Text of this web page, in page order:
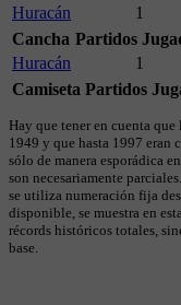
Huracán
1
Cancha Partidos
Huracán
1
Camiseta Partidos
Hay que tener en cuenta que
1949 y que hasta 1997 eran
sólo de manera esporádica
son necesariamente
se utiliza numeración fija
disponible, se muestra en
récords históricos totales,
base.